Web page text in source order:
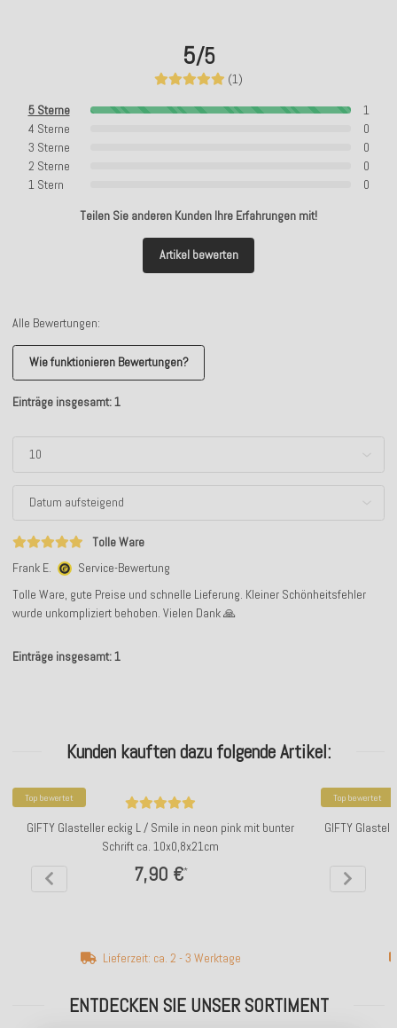
5/5
(1)
5 Sterne
1
4 Sterne
0
3 Sterne
0
2 Sterne
0
1 Stern
0
Teilen Sie anderen Kunden Ihre Erfahrungen mit!
Artikel bewerten
Alle Bewertungen:
Wie funktionieren Bewertungen?
Einträge insgesamt: 1
Tolle Ware
Frank E.
Service-Bewertung
Tolle Ware, gute Preise und schnelle Lieferung. Kleiner Schönheitsfehler
wurde unkompliziert behoben. Vielen Dank 🙏
Einträge insgesamt: 1
Kunden kauften dazu folgende Artikel:
Top bewertet
GIFTY Glasteller eckig L / Smile in neon pink mit bunter
Schrift ca. 10x0,8x21cm
7,90 €*
Lieferzeit: ca. 2 - 3 Werktage
Top bewertet
GIFTY
ENTDECKEN SIE UNSER SORTIMENT